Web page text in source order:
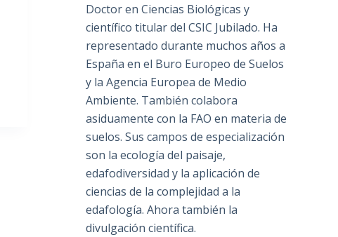
Doctor en Ciencias Biológicas y
científico titular del CSIC Jubilado. Ha
representado durante muchos años a
España en el Buro Europeo de Suelos
y la Agencia Europea de Medio
Ambiente. También colabora
asiduamente con la FAO en materia de
suelos. Sus campos de especialización
son la ecología del paisaje,
edafodiversidad y la aplicación de
ciencias de la complejidad a la
edafología. Ahora también la
divulgación científica.